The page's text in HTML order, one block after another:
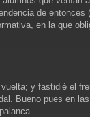
de
en la que
y fastidié el
Bueno pues en